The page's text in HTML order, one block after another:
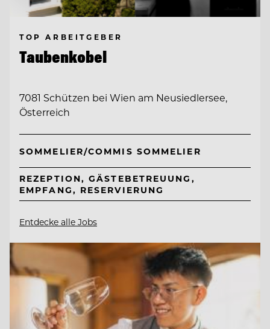
TOP ARBEITGEBER
Taubenkobel
7081 Schützen bei Wien am Neusiedlersee,
Österreich
SOMMELIER/COMMIS SOMMELIER
REZEPTION, GÄSTEBETREUUNG,
EMPFANG, RESERVIERUNG
Entdecke alle Jobs